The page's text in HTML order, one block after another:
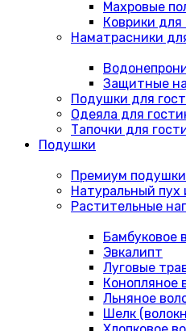
Махровые
Коврики для
Наматрасники
Защитные
Подушки для
Одеяла для
Тапочки для
Подушки
Премиум подушки
Натуральный пух
Растительные
Бамбуковое
Эвкалипт
Луговые
Конопляное
Льняное
Шелк